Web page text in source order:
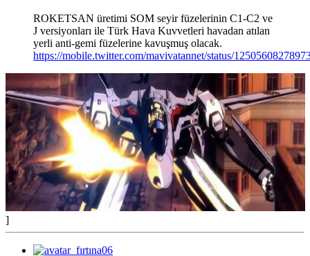
ROKETSAN üretimi SOM seyir füzelerinin C1-C2 ve
J versiyonları ile Türk Hava Kuvvetleri havadan atılan
yerli anti-gemi füzelerine kavuşmuş olacak.
https://mobile.twitter.com/mavivatannet/status/
]